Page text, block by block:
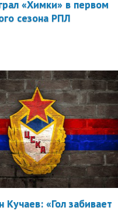
«Химки» в первом
сезона РПЛ
Кучаев: «Гол забивает